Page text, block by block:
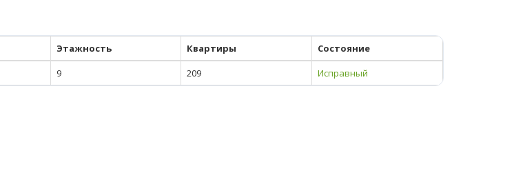
Этажность Квартиры
Состояние
9 209 Исправный